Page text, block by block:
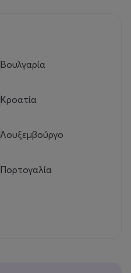
Βουλγαρία
Κροατία
Λουξεμβούργο
Πορτογαλία